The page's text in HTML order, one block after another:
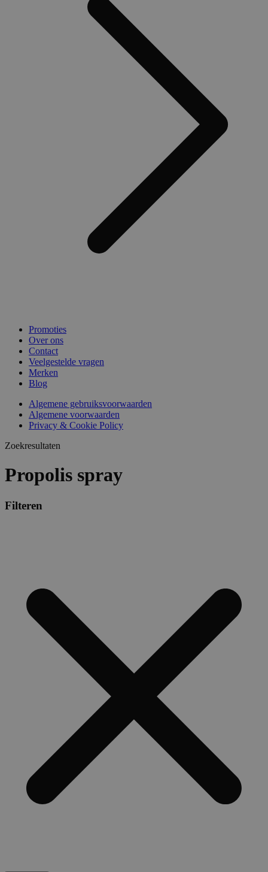
Promoties
Over ons
Contact
Veelgestelde vragen
Merken
Blog
Algemene gebruiksvoorwaarden
Algemene voorwaarden
Privacy & Cookie Policy
Zoekresultaten
Propolis spray
Filteren